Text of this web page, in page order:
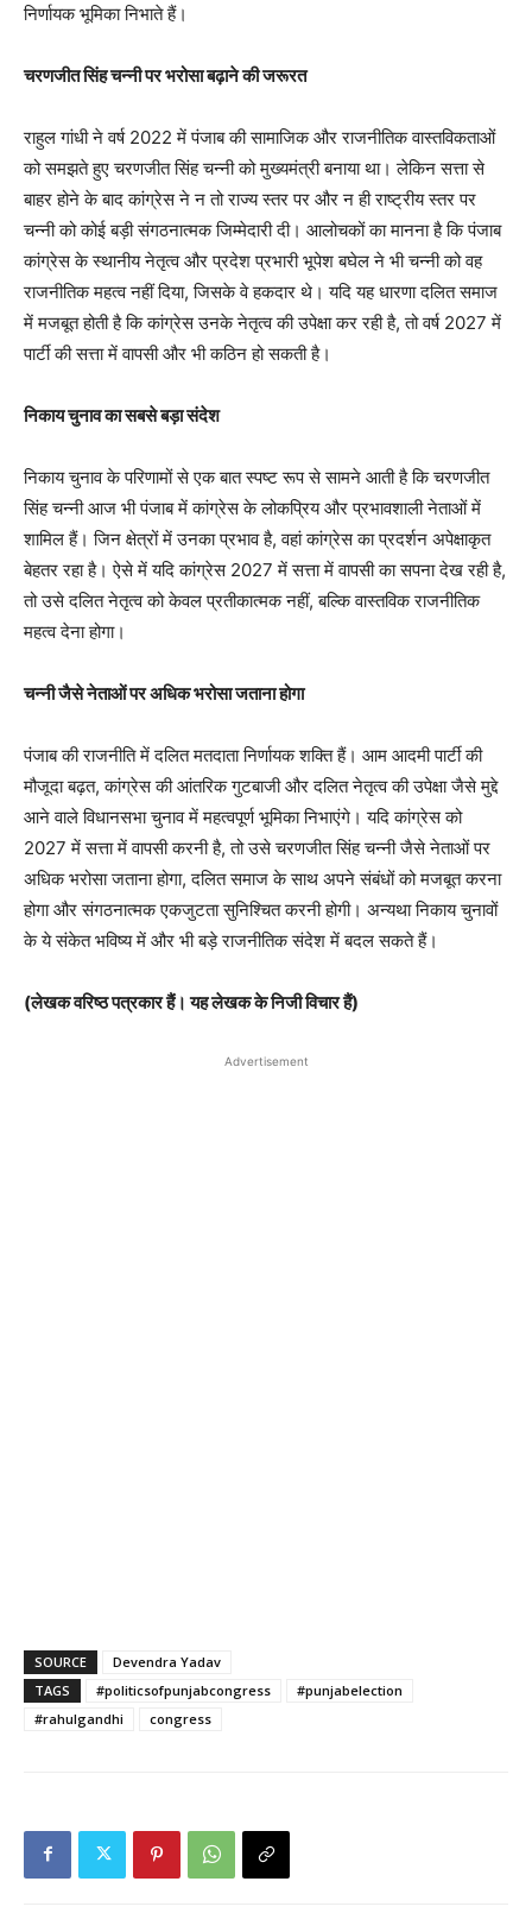
निर्णायक भूमिका निभाते हैं।
चरणजीत सिंह चन्नी पर भरोसा बढ़ाने की जरूरत
राहुल गांधी ने वर्ष 2022 में पंजाब की सामाजिक और राजनीतिक वास्तविकताओं
को समझते हुए चरणजीत सिंह चन्नी को मुख्यमंत्री बनाया था। लेकिन सत्ता से
बाहर होने के बाद कांग्रेस ने न तो राज्य स्तर पर और न ही राष्ट्रीय स्तर पर
चन्नी को कोई बड़ी संगठनात्मक जिम्मेदारी दी। आलोचकों का मानना है कि पंजाब
कांग्रेस के स्थानीय नेतृत्व और प्रदेश प्रभारी भूपेश बघेल ने भी चन्नी को वह
राजनीतिक महत्व नहीं दिया, जिसके वे हकदार थे। यदि यह धारणा दलित समाज
में मजबूत होती है कि कांग्रेस उनके नेतृत्व की उपेक्षा कर रही है, तो वर्ष 2027 में
पार्टी की सत्ता में वापसी और भी कठिन हो सकती है।
निकाय चुनाव का सबसे बड़ा संदेश
निकाय चुनाव के परिणामों से एक बात स्पष्ट रूप से सामने आती है कि चरणजीत
सिंह चन्नी आज भी पंजाब में कांग्रेस के लोकप्रिय और प्रभावशाली नेताओं में
शामिल हैं। जिन क्षेत्रों में उनका प्रभाव है, वहां कांग्रेस का प्रदर्शन अपेक्षाकृत
बेहतर रहा है। ऐसे में यदि कांग्रेस 2027 में सत्ता में वापसी का सपना देख रही है,
तो उसे दलित नेतृत्व को केवल प्रतीकात्मक नहीं, बल्कि वास्तविक राजनीतिक
महत्व देना होगा।
चन्नी जैसे नेताओं पर अधिक भरोसा जताना होगा
पंजाब की राजनीति में दलित मतदाता निर्णायक शक्ति हैं। आम आदमी पार्टी की
मौजूदा बढ़त, कांग्रेस की आंतरिक गुटबाजी और दलित नेतृत्व की उपेक्षा जैसे मुद्दे
आने वाले विधानसभा चुनाव में महत्वपूर्ण भूमिका निभाएंगे। यदि कांग्रेस को
2027 में सत्ता में वापसी करनी है, तो उसे चरणजीत सिंह चन्नी जैसे नेताओं पर
अधिक भरोसा जताना होगा, दलित समाज के साथ अपने संबंधों को मजबूत करना
होगा और संगठनात्मक एकजुटता सुनिश्चित करनी होगी। अन्यथा निकाय चुनावों
के ये संकेत भविष्य में और भी बड़े राजनीतिक संदेश में बदल सकते हैं।
(लेखक वरिष्ठ पत्रकार हैं। यह लेखक के निजी विचार हैं)
Advertisement
SOURCE
Devendra Yadav
TAGS
#politicsofpunjabcongress
#punjabelection
#rahulgandhi
congress